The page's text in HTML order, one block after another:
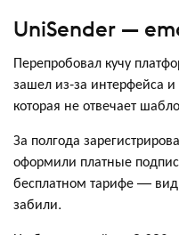
UniSender —
Перепробовал кучу
зашел из-за интерфейса
которая не отвечает
За полгода
оформили платные
бесплатном тарифе —
забили.